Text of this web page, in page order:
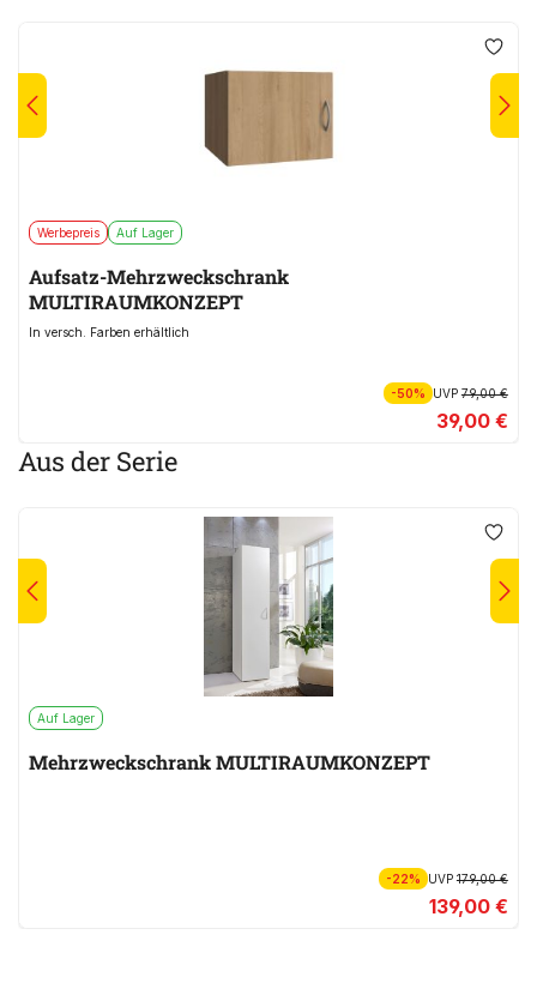
Werbepreis Auf Lager
Aufsatz-Mehrzweckschrank
MULTIRAUMKONZEPT
In versch. Farben erhältlich
-50% UVP79,00 €
39,00 €
Aus der Serie
Auf Lager
Mehrzweckschrank MULTIRAUMKONZEPT
-22% UVP179,00 €
139,00 €